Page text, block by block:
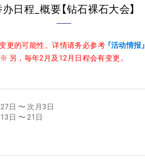
日程_概要【钻石裸石大会】
更的可能性。详情请务必参考 「活动情报」
※ 另，毎年2月及12月日程会有变更。
日 〜 次月3日
日 〜 21日